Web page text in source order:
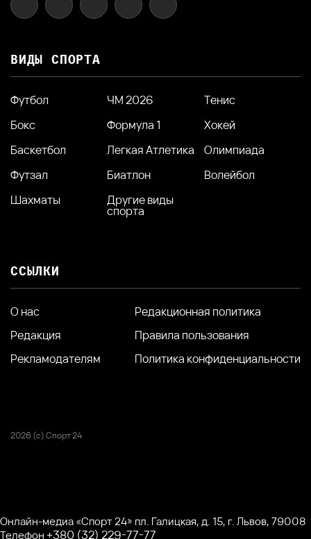
ВИДЫ СПОРТА
Футбол ЧМ 2026
Тенис
Бокс
Формула 1
Хокей
Баскетбол
Легкая Атлетика
Олимпиада
Футзал
Биатлон
Волейбол
Шахматы
Другие виды
спорта
ССЫЛКИ
О нас
Редакция
Рекламодателям
Редакционная политика
Правила пользования
Политика конфиденциальности
2026 (с) Спорт 24
Онлайн-медиа «Спорт 24» пл. Галицкая, д. 15, г. Львов, 79008
Телефон +380 (32) 229-77-77